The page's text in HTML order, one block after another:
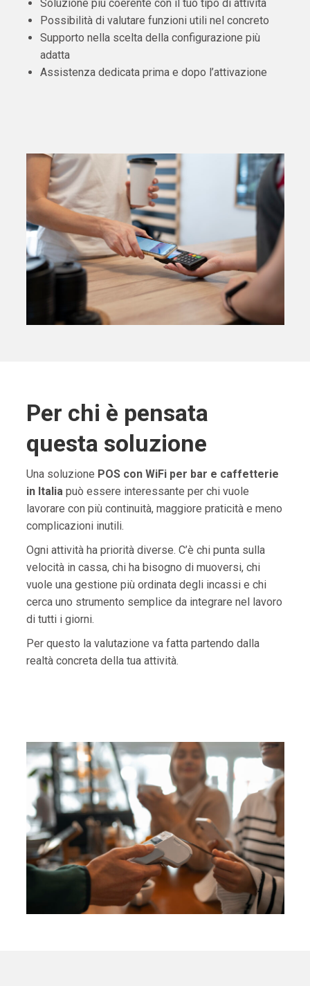
Soluzione più coerente con il tuo tipo di attività
Possibilità di valutare funzioni utili nel concreto
Supporto nella scelta della configurazione più
adatta
Assistenza dedicata prima e dopo l’attivazione
Per chi è pensata
questa soluzione
Una soluzione POS con WiFi per bar e caffetterie
in Italiapuò essere interessante per chi vuole
lavorare con più continuità, maggiore praticità e meno
complicazioni inutili.
Ogni attività ha priorità diverse. C’è chi punta sulla
velocità in cassa, chi ha bisogno di muoversi, chi
vuole una gestione più ordinata degli incassi e chi
cerca uno strumento semplice da integrare nel lavoro
di tutti i giorni.
Per questo la valutazione va fatta partendo dalla
realtà concreta della tua attività.